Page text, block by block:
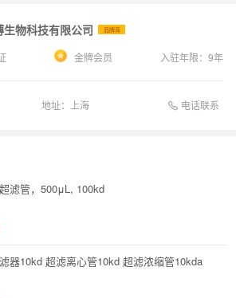
生物科技有限公司 品牌商
金牌会员 入驻年限： 9年
地址： 上海 电话联系
滤管，500μL, 100kd
器10kd 超滤离心管10kd 超滤浓缩管10kda